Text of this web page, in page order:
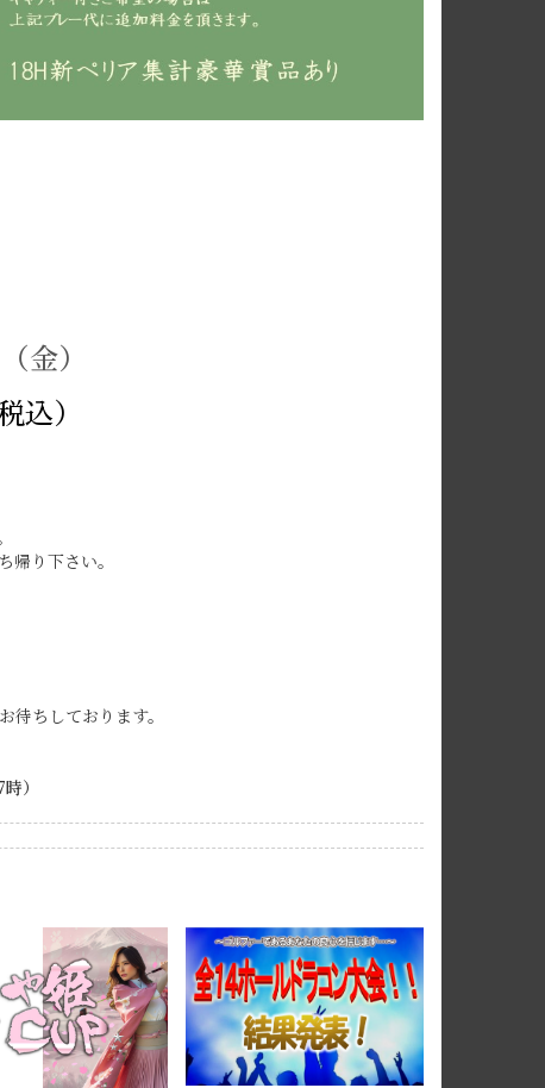
金）
込）
帰り下さい。
ちしております。
）